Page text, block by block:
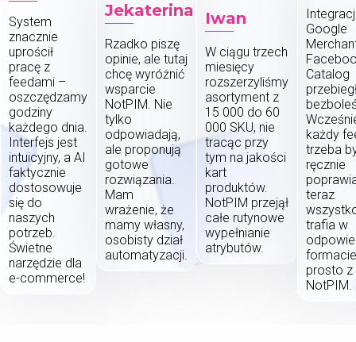
System
znacznie
uprościł
pracę z
feedami –
oszczędzamy
godziny
każdego dnia.
Interfejs jest
intuicyjny, a AI
faktycznie
dostosowuje
się do
naszych
potrzeb.
Świetne
narzędzie dla
e-commerce!
Jekaterina
Rzadko piszę
opinie, ale tutaj
chcę wyróżnić
wsparcie
NotPIM. Nie
tylko
odpowiadają,
ale proponują
gotowe
rozwiązania.
Mam
wrażenie, że
mamy własny,
osobisty dział
automatyzacji.
Iwan
W ciągu trzech
miesięcy
rozszerzyliśmy
asortyment z
15 000 do 60
000 SKU, nie
tracąc przy
tym na jakości
kart
produktów.
NotPIM przejął
całe rutynowe
wypełnianie
atrybutów.
Google
Catalog
każdy
trzeba
ręcznie
teraz
trafia w
formacie
prosto z
NotPIM.